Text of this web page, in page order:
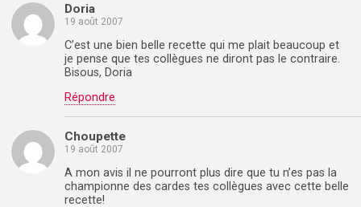
Doria
19 août 2007
C’est une bien belle recette qui me plait beaucoup et
je pense que tes collègues ne diront pas le contraire.
Bisous, Doria
Répondre
Choupette
19 août 2007
A mon avis il ne pourront plus dire que tu n’es pas la
championne des cardes tes collègues avec cette belle
recette!